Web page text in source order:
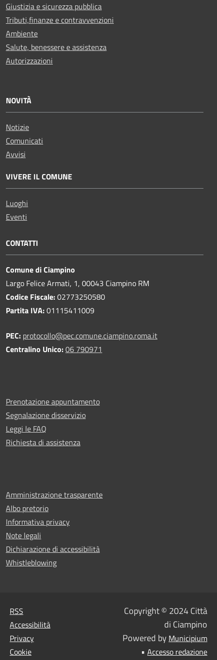
Giustizia e sicurezza pubblica
Tributi,finanze e contravvenzioni
Ambiente
Salute, benessere e assistenza
Autorizzazioni
NOVITÀ
Notizie
Comunicati
Avvisi
VIVERE IL COMUNE
Luoghi
Eventi
CONTATTI
Comune di Ciampino
Largo Felice Armati, 1, 00043 Ciampino RM
Codice Fiscale:02773250580
Partita IVA:01115411009
PEC: protocollo@pec.comune.ciampino.roma.it
Centralino Unico:06 790971
Prenotazione appuntamento
Segnalazione disservizio
Leggi le FAQ
Richiesta di assistenza
Amministrazione trasparente
Albo pretorio
Informativa privacy
Note legali
Dichiarazione di accessibilità
Whistleblowing
RSS
Accessibilità
Privacy
Cookie
Copyright © 2024 Città
di Ciampino
Powered by Municipium
• Accesso redazione